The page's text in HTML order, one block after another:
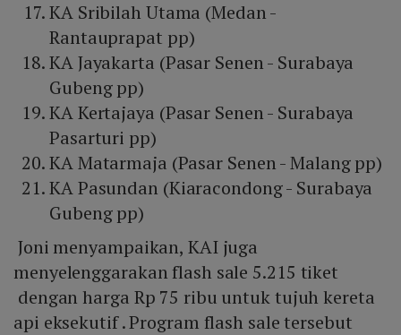
KA Sribilah Utama (Medan -
Rantauprapat pp)
KA Jayakarta (Pasar Senen - Surabaya
Gubeng pp)
KA Kertajaya (Pasar Senen - Surabaya
Pasarturi pp)
KA Matarmaja (Pasar Senen - Malang pp)
KA Pasundan (Kiaracondong - Surabaya
Gubeng pp)
Joni menyampaikan, KAI juga
menyelenggarakan flash sale 5.215 tiket
dengan harga Rp 75 ribu untuk tujuh kereta
api eksekutif . Program flash sale tersebut